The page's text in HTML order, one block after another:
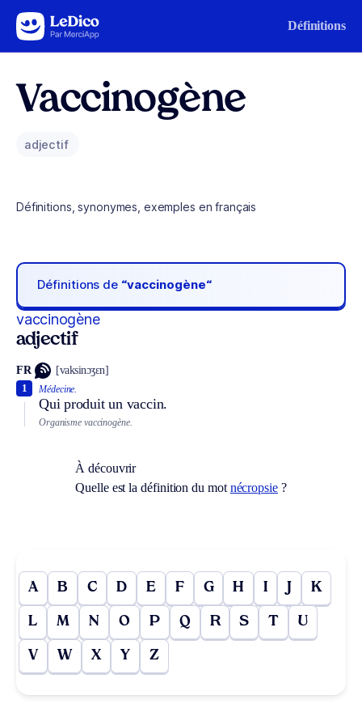
Aller au contenu Définitions
Vaccinogène
adjectif
Définitions, synonymes, exemples en français
Définitions de “vaccinogène“
vaccinogène
adjectif
FR [vaksinɔʒɛn]
Médecine.
Qui produit un vaccin.
1
Organisme vaccinogène.
À découvrir
Quelle est la définition du mot nécropsie?
A B C D E F G H I J K
L M N O P Q R S T U
V W X Y Z